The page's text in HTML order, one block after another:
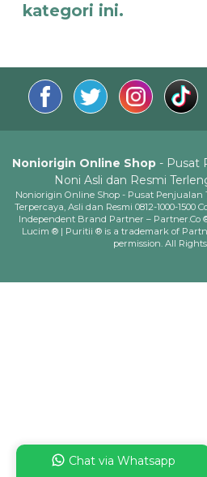
kategori ini.
Noniorigin Online Shop - Pusat
Noni Asli dan Resmi
Noniorigin Online Shop - Pusat
Terpercaya, Asli dan Resmi 0812-1000-
Independent Brand Partner – Partner.Co
Lucim ® | Puritii ® is a trademark of
permission. All
Chat via Whatsapp